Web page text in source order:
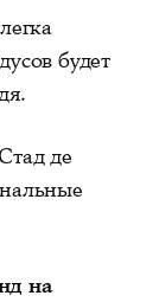
будет
де
на